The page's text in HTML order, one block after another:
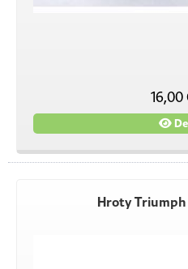
16,00
Hroty Triumph